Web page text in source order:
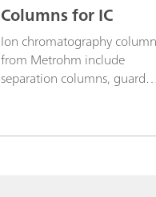
Columns for IC
Ion chromatography
from Metrohm include
separation columns, guard
columns, and more.